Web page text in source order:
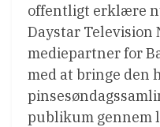
offentligt erklære
Daystar Television
mediepartner for
med at bringe den
publikum gennem